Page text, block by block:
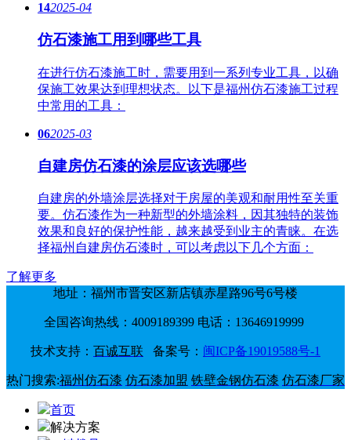
142025-04
仿石漆施工用到哪些工具
在进行仿石漆施工时，需要用到一系列专业工具，以确
保施工效果达到理想状态。以下是福州仿石漆施工过程
中常用的工具：
062025-03
自建房仿石漆的涂层应该选哪些
自建房的外墙涂层选择对于房屋的美观和耐用性至关重
要。仿石漆作为一种新型的外墙涂料，因其独特的装饰
效果和良好的保护性能，越来越受到业主的青睐。在选
择福州自建房仿石漆时，可以考虑以下几个方面：
了解更多
地址：福州市晋安区新店镇赤星路96号6号楼
全国咨询热线：4009189399 电话：13646919999
技术支持： 百诚互联 备案号： 闽ICP备19019588号-1
热门搜索:福州仿石漆 仿石漆加盟 铁壁金钢仿石漆 仿石漆厂家
首页
解决方案